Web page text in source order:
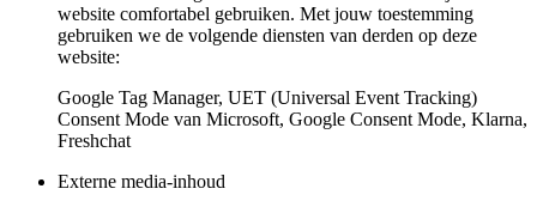
website comfortabel gebruiken. Met jouw toestemming
gebruiken we de volgende diensten van derden op deze
website:
Google Tag Manager, UET (Universal Event Tracking)
Consent Mode van Microsoft, Google Consent Mode, Klarna,
Freshchat
Externe media-inhoud